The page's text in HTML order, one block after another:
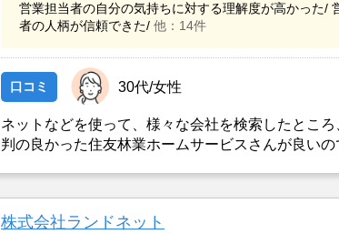
営業担当者の自分の気持ちに対する理解度が高かった/
者の人柄が信頼できた/ 他：14件
口コミ 30代/女性
ネットなどを使って、様々な会社を検索したとこ
判の良かった住友林業ホームサービスさんが良いの
株式会社ランドネット